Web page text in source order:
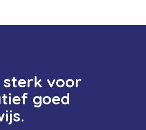
sterk voor
goed